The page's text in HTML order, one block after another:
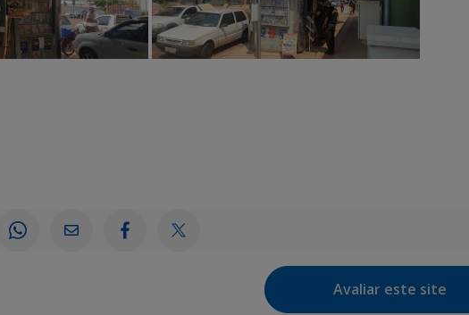
Avaliar este site